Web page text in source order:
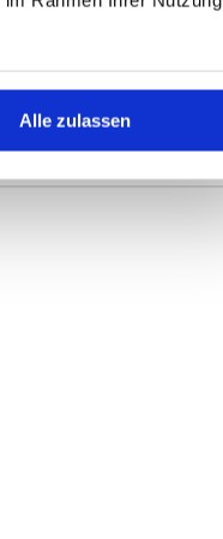
Alle zulassen